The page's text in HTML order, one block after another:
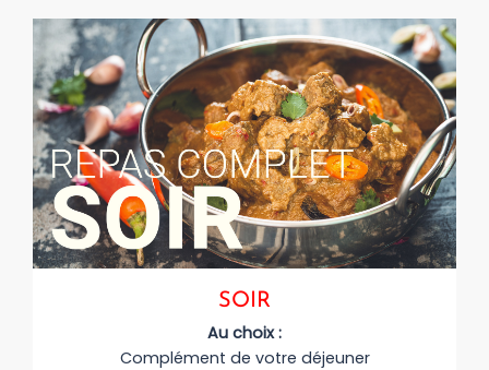
SOIR
Au choix :
Complément de votre déjeuner